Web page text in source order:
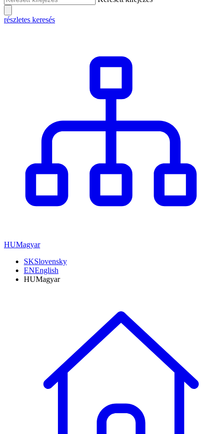
részletes keresés
HUMagyar
SKSlovensky
ENEnglish
HUMagyar